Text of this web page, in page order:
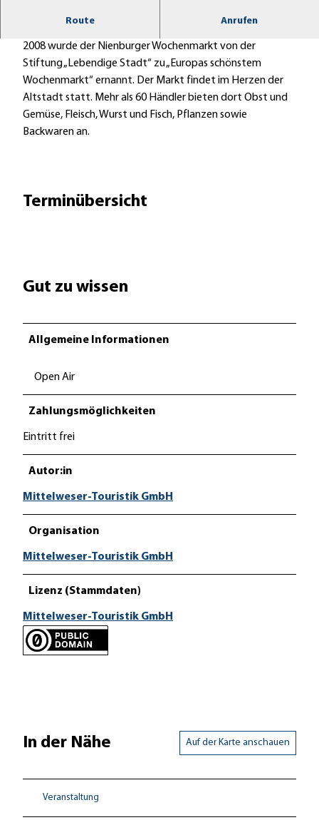
Route Anrufen
Wochenmarkt in der Nienburger Altstadt.
2008 wurde der Nienburger Wochenmarkt von der
Stiftung „Lebendige Stadt“ zu „Europas schönstem
Wochenmarkt“ ernannt. Der Markt findet im Herzen der
Altstadt statt. Mehr als 60 Händler bieten dort Obst und
Gemüse, Fleisch, Wurst und Fisch, Pflanzen sowie
Backwaren an.
Terminübersicht
Gut zu wissen
Allgemeine Informationen
Open Air
Zahlungsmöglichkeiten
Eintritt frei
Autor:in
Mittelweser-Touristik GmbH
Organisation
Mittelweser-Touristik GmbH
Lizenz (Stammdaten)
Mittelweser-Touristik GmbH
In der Nähe Auf der Karte anschauen
Veranstaltung